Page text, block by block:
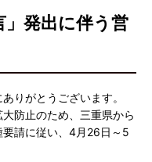
発出に伴う営
りがとうございます。
防止のため、三重県から
請に従い、4月26日～5